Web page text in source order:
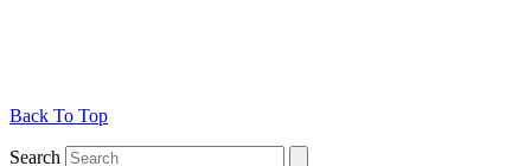
Back To Top
Search